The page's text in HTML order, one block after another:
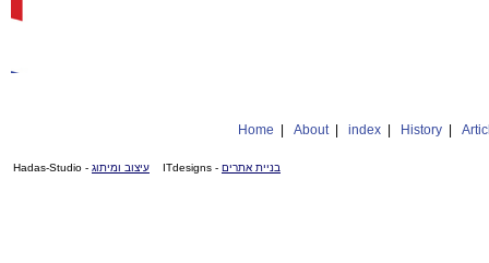
Home About| index History
בניית אתרים - ITdesigns עיצוב ומיתוג - Hadas-Studio